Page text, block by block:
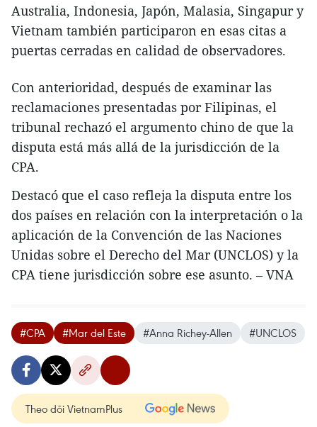
Australia, Indonesia, Japón, Malasia, Singapur y
Vietnam también participaron en esas citas a
puertas cerradas en calidad de observadores.
Con anterioridad, después de examinar las
reclamaciones presentadas por Filipinas, el
tribunal rechazó el argumento chino de que la
disputa está más allá de la jurisdicción de la
CPA.
Destacó que el caso refleja la disputa entre los
dos países en relación con la interpretación o la
aplicación de la Convención de las Naciones
Unidas sobre el Derecho del Mar (UNCLOS) y la
CPA tiene jurisdicción sobre ese asunto. – VNA
#CPA #Mar del Este #Anna Richey-Allen #UNCLOS
Theo dõi VietnamPlus